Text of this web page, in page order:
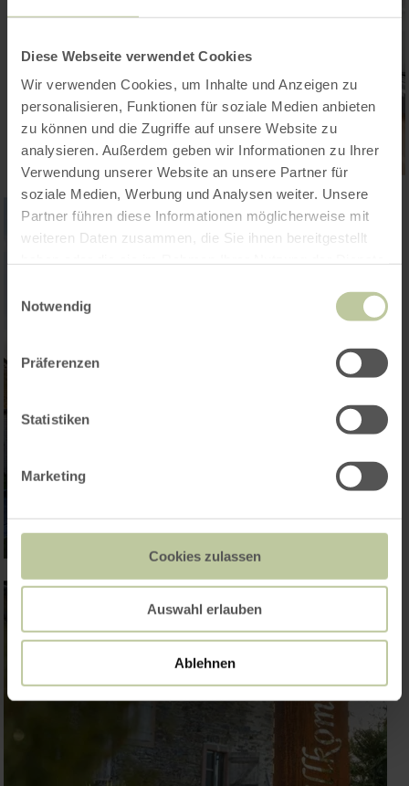
Diese Webseite verwendet Cookies
Wir verwenden Cookies, um Inhalte und Anzeigen zu
personalisieren, Funktionen für soziale Medien anbieten
zu können und die Zugriffe auf unsere Website zu
analysieren. Außerdem geben wir Informationen zu Ihrer
Verwendung unserer Website an unsere Partner für
soziale Medien, Werbung und Analysen weiter. Unsere
Partner führen diese Informationen möglicherweise mit
weiteren Daten zusammen, die Sie ihnen bereitgestellt
Notwendig
Präferenzen
Statistiken
Marketing
Cookies zulassen
Auswahl erlauben
Ablehnen